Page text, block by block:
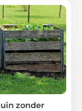
zonder